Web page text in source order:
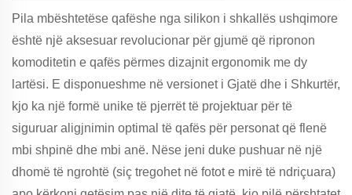
Pila mbështetëse qafëshe nga silikon i shkallës ushqimore
është një aksesuar revolucionar për gjumë që ripronon
komoditetin e qafës përmes dizajnit ergonomik me dy
lartësi. E disponueshme në versionet i Gjatë dhe i Shkurtër,
kjo ka një formë unike të pjerrët të projektuar për të
siguruar aligjnimin optimal të qafës për personat që flenë
mbi shpinë dhe mbi anë. Nëse jeni duke pushuar në një
dhomë të ngrohtë (siç tregohet në fotot e mirë të ndriçuara)